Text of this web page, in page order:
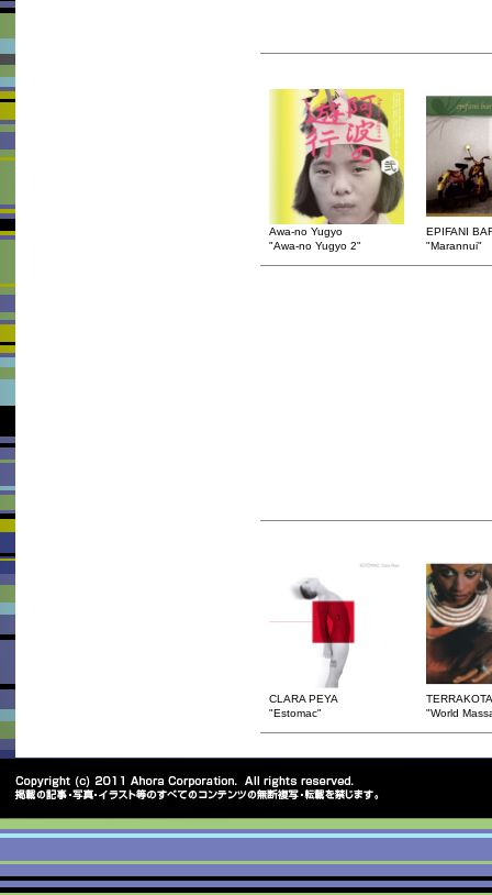
Awa-no Yugyo
"Awa-no Yugyo 2"
EPIFANI
"Marannui"
CLARA PEYA
"Estomac"
TERRAKOTA
"World